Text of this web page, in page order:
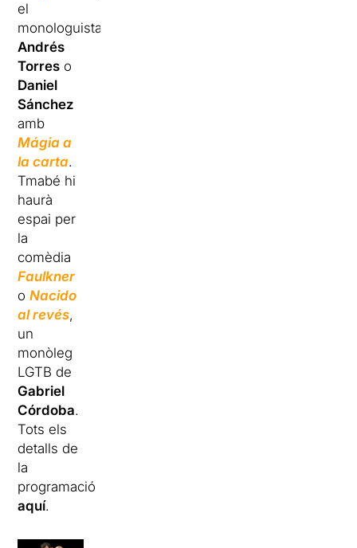
el
monologuista
Andrés
Torres o
Daniel
Sánchez
amb
Mágia a
la carta.
Tmabé hi
haurà
espai per
la
comèdia
Faulkner
oNacido
al revés,
un
monòleg
LGTB de
Gabriel
Córdoba.
Tots els
detalls de
la
programació
aquí.